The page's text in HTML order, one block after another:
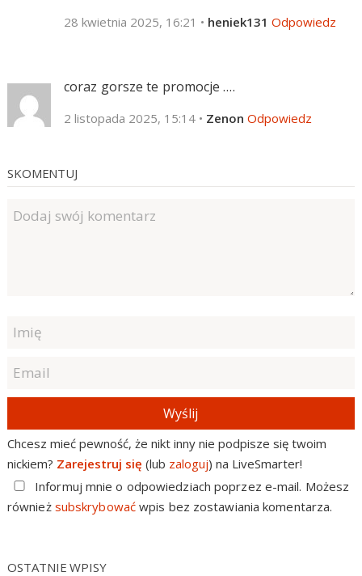
28 kwietnia 2025, 16:21 • heniek131 Odpowiedz
coraz gorsze te promocje ….
2 listopada 2025, 15:14 • Zenon Odpowiedz
SKOMENTUJ
Wyślij
Chcesz mieć pewność, że nikt inny nie podpisze się twoim
nickiem? Zarejestruj się (lub zaloguj) na LiveSmarter!
Informuj mnie o odpowiedziach poprzez e-mail. Możesz
również subskrybowaćwpis bez zostawiania komentarza.
OSTATNIE WPISY